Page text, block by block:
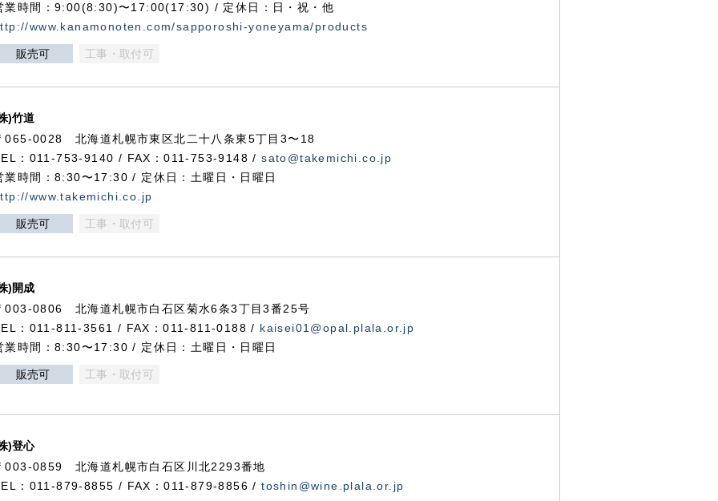
業時間：9:00(8:30)〜17:00(17:30) / 定休日：日・祝・他
www.kanamonoten.com/sapporoshi-yoneyama/products
販売可 工事・取付可
)竹道
065-0028 北海道札幌市東区北二十八条東5丁目3〜18
：011-753-9140 / FAX：011-753-9148 /sato@takemichi.co.jp
業時間：8:30〜17:30 / 定休日：土曜日・日曜日
www.takemichi.co.jp
販売可 工事・取付可
)開成
003-0806 北海道札幌市白石区菊水6条3丁目3番25号
：011-811-3561 / FAX：011-811-0188 / kaisei01@opal.plala.or.jp
業時間：8:30〜17:30 / 定休日：土曜日・日曜日
販売可 工事・取付可
)登心
003-0859 北海道札幌市白石区川北2293番地
：011-879-8855 / FAX：011-879-8856 /toshin@wine.plala.or.jp